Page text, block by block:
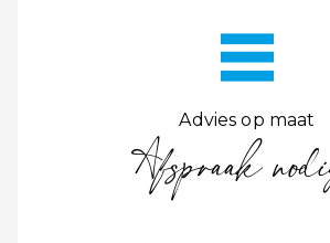
Advies op maat
Afspraak